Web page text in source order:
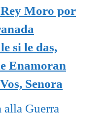
Rey Moro por
si le das,
Enamoran
Senora
alla Guerra